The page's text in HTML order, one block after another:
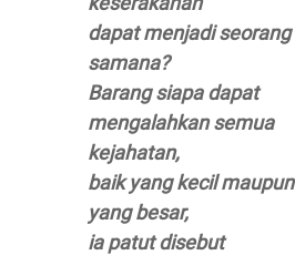
dapat menjadi seorang
samana?
Barang siapa dapat
mengalahkan semua
kejahatan,
baik yang kecil maupun
yang besar,
ia patut disebut